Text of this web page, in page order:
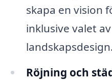
skapa en vision
inklusive valet
landskapsdesign.
Röjning och